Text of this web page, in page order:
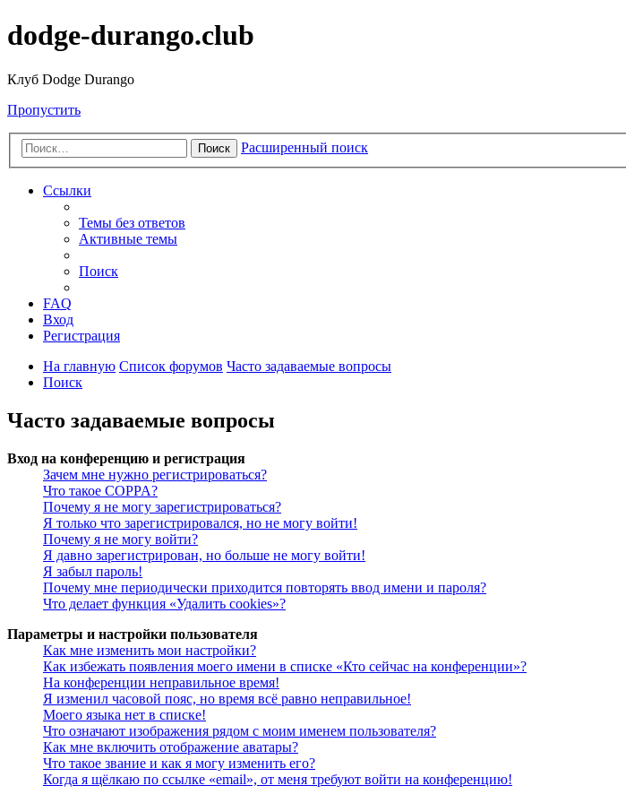
dodge-durango.club
Клуб Dodge Durango
Пропустить
Поиск Расширенный поиск
Ссылки
Темы без ответов
Активные темы
Поиск
FAQ
Вход
Регистрация
На главную Список форумов Часто задаваемые вопросы
Поиск
Часто задаваемые вопросы
Вход на конференцию и регистрация
Зачем мне нужно регистрироваться?
Что такое COPPA?
Почему я не могу зарегистрироваться?
Я только что зарегистрировался, но не могу войти!
Почему я не могу войти?
Я давно зарегистрирован, но больше не могу войти!
Я забыл пароль!
Почему мне периодически приходится повторять ввод имени и пароля?
Что делает функция «Удалить cookies»?
Параметры и настройки пользователя
Как мне изменить мои настройки?
Как избежать появления моего имени в списке «Кто сейчас на конференции»?
На конференции неправильное время!
Я изменил часовой пояс, но время всё равно неправильное!
Моего языка нет в списке!
Что означают изображения рядом с моим именем пользователя?
Как мне включить отображение аватары?
Что такое звание и как я могу изменить его?
Когда я щёлкаю по ссылке «email», от меня требуют войти на конференцию!